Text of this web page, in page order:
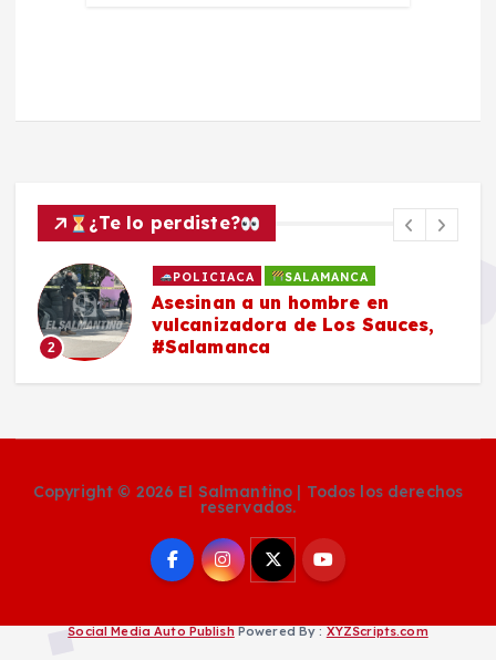
¿Te lo perdiste?
2
POLICIACA SALAMANCA
Asesinan a un hombre en
vulcanizadora de Los Sauces,
#Salamanca
Copyright © 2026 El Salmantino | Todos los derechos
reservados.
Social Media Auto Publish Powered By : XYZScripts.com